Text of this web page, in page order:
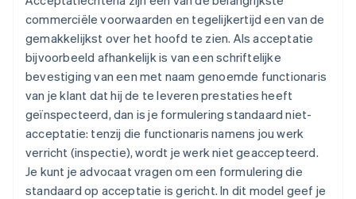
commerciële voorwaarden en tegelijkertijd een van de
gemakkelijkst over het hoofd te zien. Als acceptatie
bijvoorbeeld afhankelijk is van een schriftelijke
bevestiging van een met naam genoemde functionaris
van je klant dat hij de te leveren prestaties heeft
geïnspecteerd, dan is je formulering standaard niet-
acceptatie: tenzij die functionaris namens jou werk
verricht (inspectie), wordt je werk niet geaccepteerd.
Je kunt je advocaat vragen om een formulering die
standaard op acceptatie is gericht. In dit model geef je